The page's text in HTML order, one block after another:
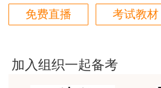
平台历史购买的课程，老师讲
老师讲的很细致很认真，课件准
免费直播 考试教材
加入组织一起备考